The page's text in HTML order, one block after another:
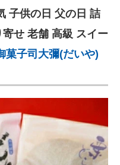
子供の日 父の日 詰
せ 老舗 高級 スイー
菓子司大彌(だいや)